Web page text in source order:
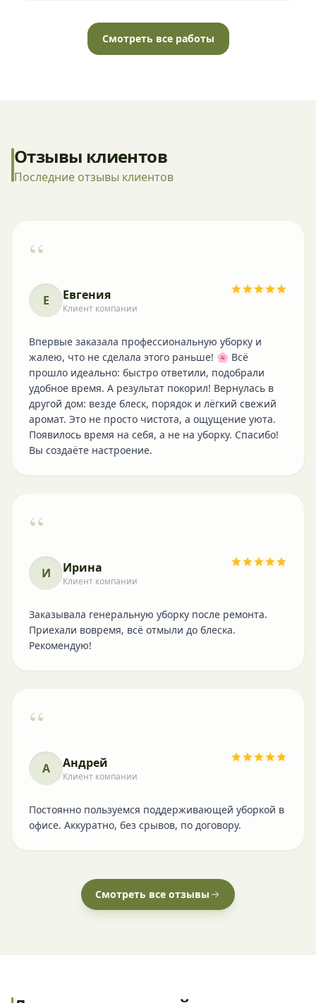
Смотреть все работы
Отзывы клиентов
Последние отзывы клиентов
“
Е Евгения
Клиент компании
Впервые заказала профессиональную уборку и
жалею, что не сделала этого раньше! 🌸 Всё
прошло идеально: быстро ответили, подобрали
удобное время. А результат покорил! Вернулась в
другой дом: везде блеск, порядок и лёгкий свежий
аромат. Это не просто чистота, а ощущение уюта.
Появилось время на себя, а не на уборку. Спасибо!
Вы создаёте настроение.
“
И Ирина
Клиент компании
Заказывала генеральную уборку после ремонта.
Приехали вовремя, всё отмыли до блеска.
Рекомендую!
“
А Андрей
Клиент компании
Постоянно пользуемся поддерживающей уборкой в
офисе. Аккуратно, без срывов, по договору.
Смотреть все отзывы